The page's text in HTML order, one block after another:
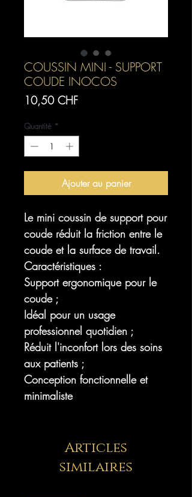
COUSSIN MINI - SUPPORT
COUDE INOCOS
10,50 CHFPrix
Quantité *
Ajouter au panier
Le mini coussin de support pour
coude réduit la friction entre le
coude et la surface de travail.
Caractéristiques :
Support ergonomique pour le
coude ;
Idéal pour un usage
professionnel quotidien ;
Réduit l'inconfort lors des soins
aux patients ;
Conception fonctionnelle et
minimaliste
Articles
similaires